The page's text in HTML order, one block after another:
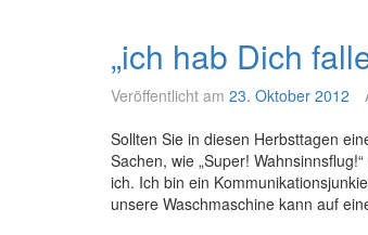
„ich hab Dich
Veröffentlicht am 23. Oktober 2012
Sollten Sie in diesen Herbsttagen
Sachen, wie „Super!
ich. Ich bin ein
unsere Waschmaschine kann auf